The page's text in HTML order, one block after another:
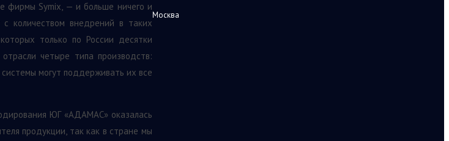
фирмы Symix, — и больше ничего и
количеством внедрений в таких
только по России десятки
четыре типа производств:
могут поддерживать их все
ЮГ «АДАМАС» оказалась
продукции, так как в стране мы
Москва